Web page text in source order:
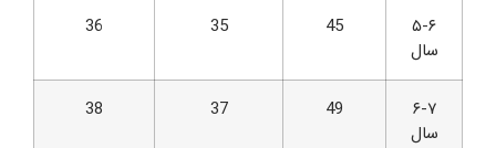
۵-۶
سال
45
35
36
۶-۷
سال
49
37
38